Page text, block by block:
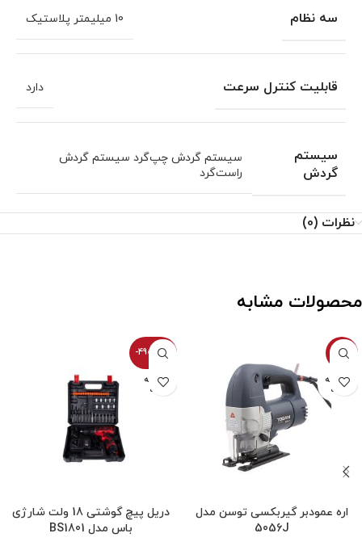
سه نظام 10 میلیمتر پلاستیک
قابلیت کنترل سرعت دارد
سیستم
گردش
سیستم گردش چپ‌گرد سیستم گردش
راست‌گرد
نظرات (0)
محصولات مشابه
-4%
فروخته
شده
اره عمودبر گیربکسی توسن مدل
5056J
-4900100%
فروخته
شده
دریل پیچ گوشتی 18 ولت شارژی
باس مدل BS1801